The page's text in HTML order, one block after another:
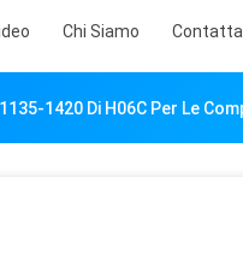
Chi Siamo
1420 Di H06C Per Le